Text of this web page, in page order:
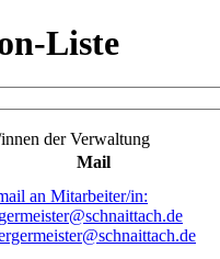
Liste
der Verwaltung
Mail